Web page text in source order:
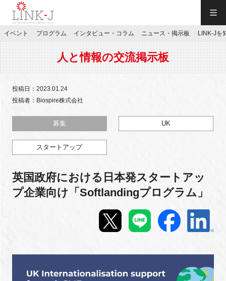
JP／EN
特別会員専用メニュー
施設ご予約
お問い合わせ
イベント
イベント プログラム インタビュー・コラム ニュース・掲示板 LINK-Jを
人と情報の交流掲示板
投稿日：2023.01.24
投稿者：Biospire株式会社
募集 UK
スタートアップ
英国政府における日本発スタートアッ
プ企業向け「Softlandingプログラム」